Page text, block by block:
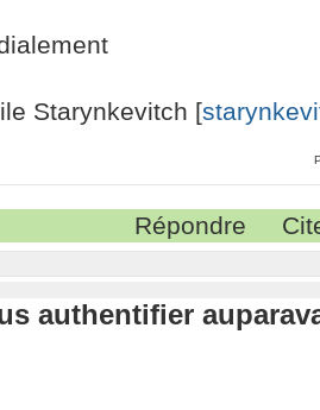
Starynkevitch [
Répondre
authentifier